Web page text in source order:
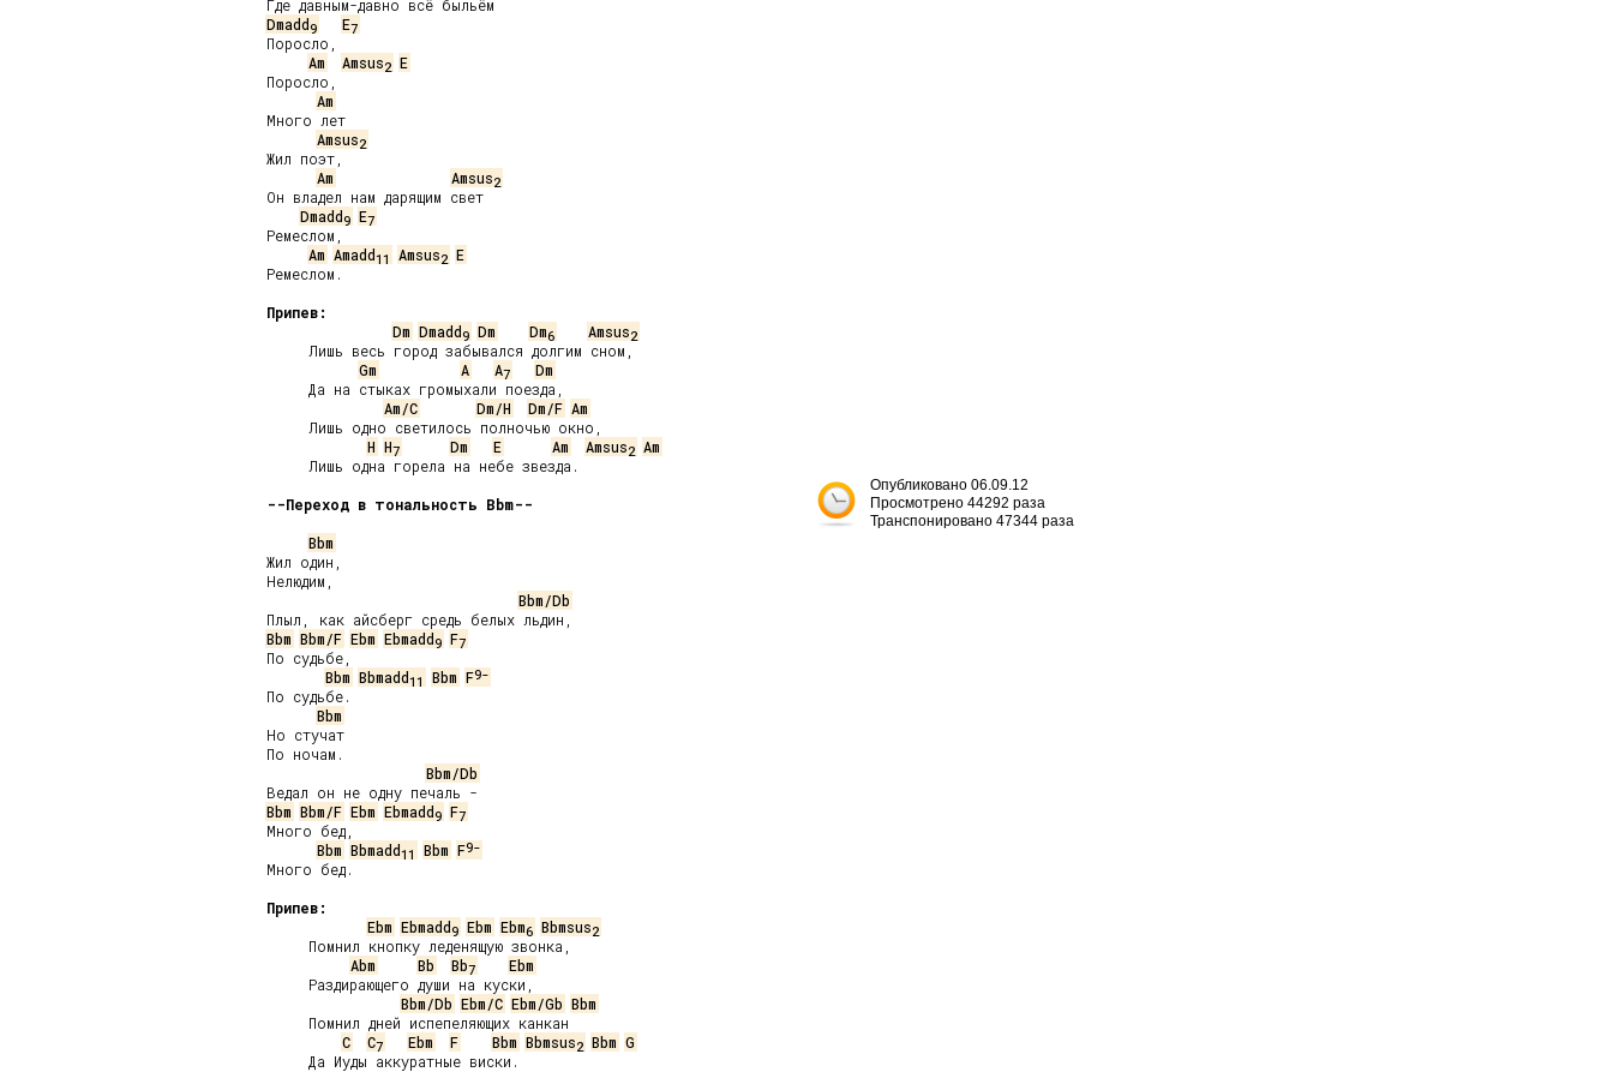
Dmadd9 E7
Поросло,
Am
Amsus2 E
Поросло,
Am
Много лет
Amsus2
Жил поэт,
Am
Amsus2
Он владел нам дарящим свет
Dmadd9 E7
Ремеслом,
Am Amadd11 Amsus2 E
Ремеслом.
Припев:
Dm Dmadd9 Dm Dm6 Amsus2
     Лишь весь город забывался долгим сном,
Gm
A A7
Dm
     Да на стыках громыхали поезда,
Am/C
Dm/H Dm/F Am
     Лишь одно светилось полночью окно,
H H7 Dm E Am Amsus2 Am
     Лишь одна горела на небе звезда.
--Переход в тональность Bbm--
Bbm
Жил один,
Нелюдим,
Bbm/Db
Bbm Bbm/F Ebm Ebmadd9 F7
По судьбе,
Bbm Bbmadd11 Bbm F9-
По судьбе.
Bbm
Но стучат
По ночам.
Bbm/Db
Bbm Bbm/F Ebm Ebmadd9 F7
Много бед,
Bbm Bbmadd11 Bbm F9-
Много бед.
Припев:
Ebm Ebmadd9 Ebm Ebm6 Bbmsus2
     Помнил кнопку леденящую звонка,
Abm
Bb Bb7
Ebm
     Раздирающего души на куски,
Bbm/Db Ebm/C Ebm/Gb Bbm
     Помнил дней испепеляющих канкан
C
C7 Ebm F Bbm Bbmsus2 Bbm G
     Да Иуды аккуратные виски.
Опубликовано 06.09.12
Просмотрено 44292 раза
Транспонировано 47344 раза